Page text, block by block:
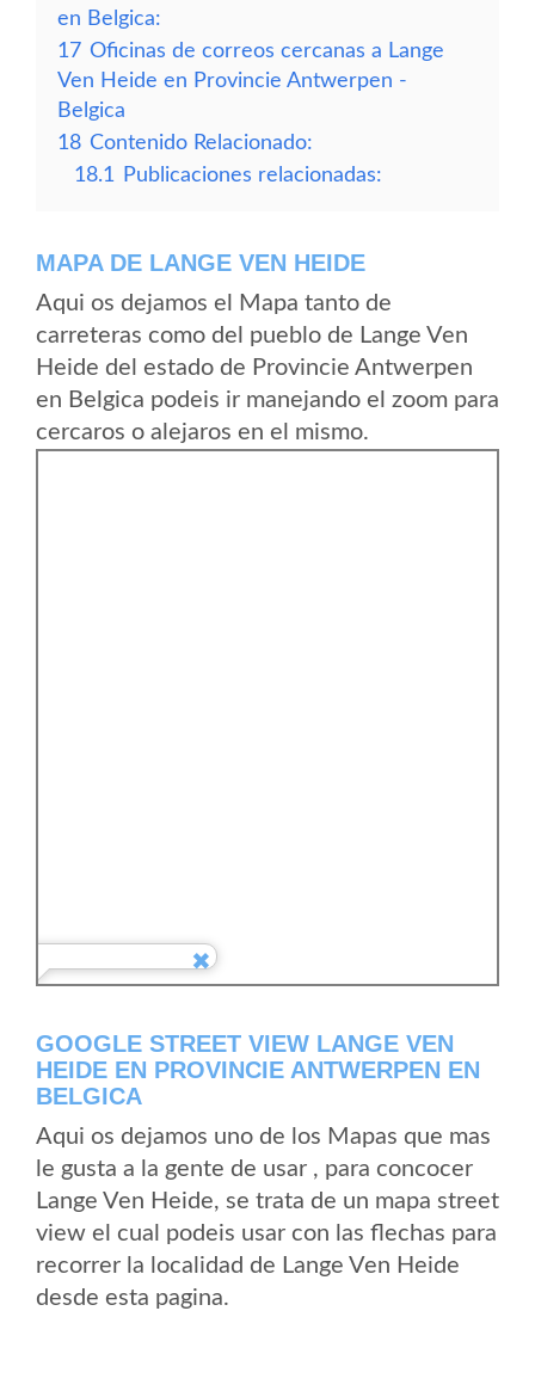
en Belgica:
17 Oficinas de correos cercanas a Lange
Ven Heide en Provincie Antwerpen -
Belgica
18 Contenido Relacionado:
18.1
Publicaciones relacionadas:
MAPA DE LANGE VEN HEIDE
Aqui os dejamos el Mapa tanto de
carreteras como del pueblo de Lange Ven
Heide del estado de Provincie Antwerpen
en Belgica podeis ir manejando el zoom para
cercaros o alejaros en el mismo.
GOOGLE STREET VIEW LANGE VEN
HEIDE EN PROVINCIE ANTWERPEN EN
BELGICA
Aqui os dejamos uno de los Mapas que mas
le gusta a la gente de usar , para concocer
Lange Ven Heide, se trata de un mapa street
view el cual podeis usar con las flechas para
recorrer la localidad de Lange Ven Heide
desde esta pagina.